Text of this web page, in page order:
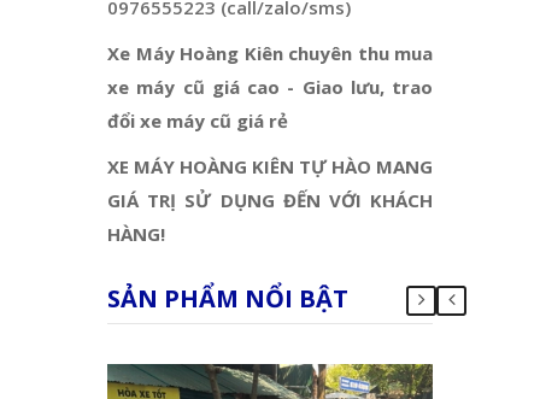
0976555223 (call/zalo/sms)
Xe Máy Hoàng Kiên chuyên thu mua
xe máy cũ giá cao - Giao lưu, trao
đổi xe máy cũ giá rẻ
XE MÁY HOÀNG KIÊN TỰ HÀO MANG
GIÁ TRỊ SỬ DỤNG ĐẾN VỚI KHÁCH
HÀNG!
SẢN PHẨM NỔI BẬT